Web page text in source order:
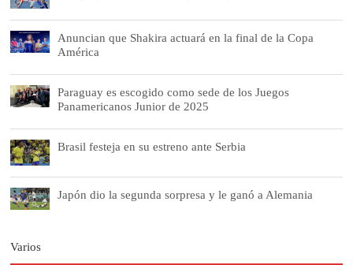
Anuncian que Shakira actuará en la final de la Copa
América
Paraguay es escogido como sede de los Juegos
Panamericanos Junior de 2025
Brasil festeja en su estreno ante Serbia
Japón dio la segunda sorpresa y le ganó a Alemania
Varios